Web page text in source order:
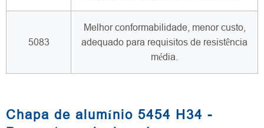
5083
Melhor conformabilidade, menor custo,
adequado para requisitos de resistência
média.
Chapa de alumínio 5454 H34 -